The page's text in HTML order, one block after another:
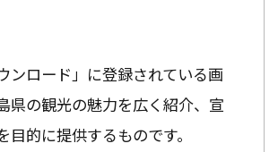
ンロード」に登録されている画
県の観光の魅力を広く紹介、宣
目的に提供するものです。